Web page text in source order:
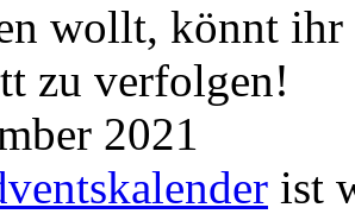
wollt, könnt
zu verfolgen!
2021
ist